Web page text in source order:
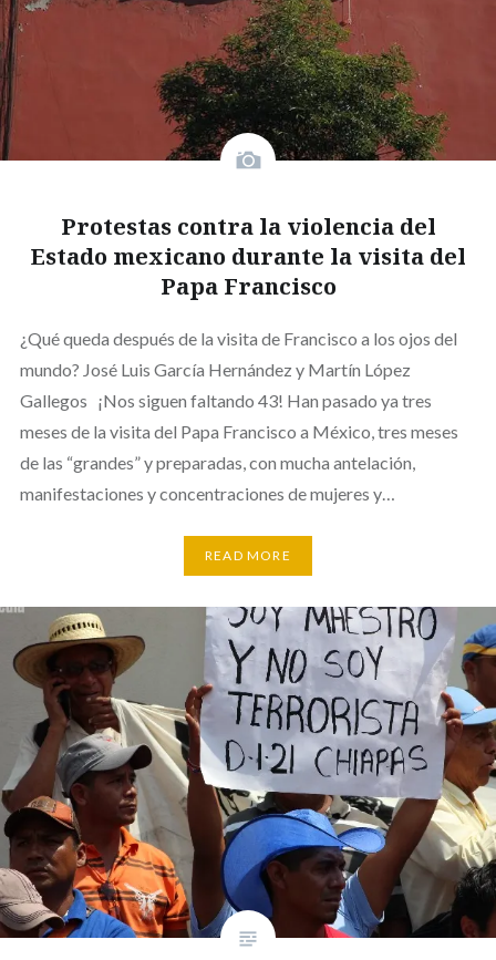
Protestas contra la violencia del
Estado mexicano durante la visita del
Papa Francisco
¿Qué queda después de la visita de Francisco a los ojos del
mundo? José Luis García Hernández y Martín López
Gallegos ¡Nos siguen faltando 43! Han pasado ya tres
meses de la visita del Papa Francisco a México, tres meses
de las “grandes” y preparadas, con mucha antelación,
manifestaciones y concentraciones de mujeres y…
READ MORE